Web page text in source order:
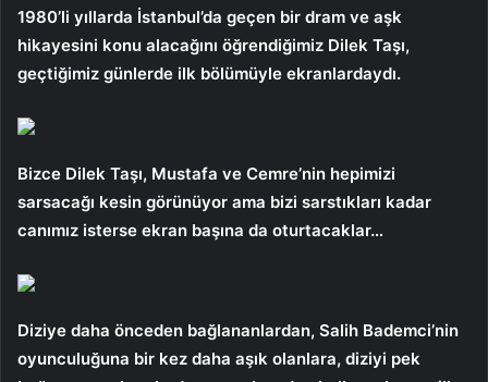
1980’li yıllarda İstanbul’da geçen bir dram ve aşk
hikayesini konu alacağını öğrendiğimiz Dilek Taşı,
geçtiğimiz günlerde ilk bölümüyle ekranlardaydı.
Bizce Dilek Taşı, Mustafa ve Cemre’nin hepimizi
sarsacağı kesin görünüyor ama bizi sarstıkları kadar
canımız isterse ekran başına da oturtacaklar…
Diziye daha önceden bağlananlardan, Salih Bademci’nin
oyunculuğuna bir kez daha aşık olanlara, diziyi pek